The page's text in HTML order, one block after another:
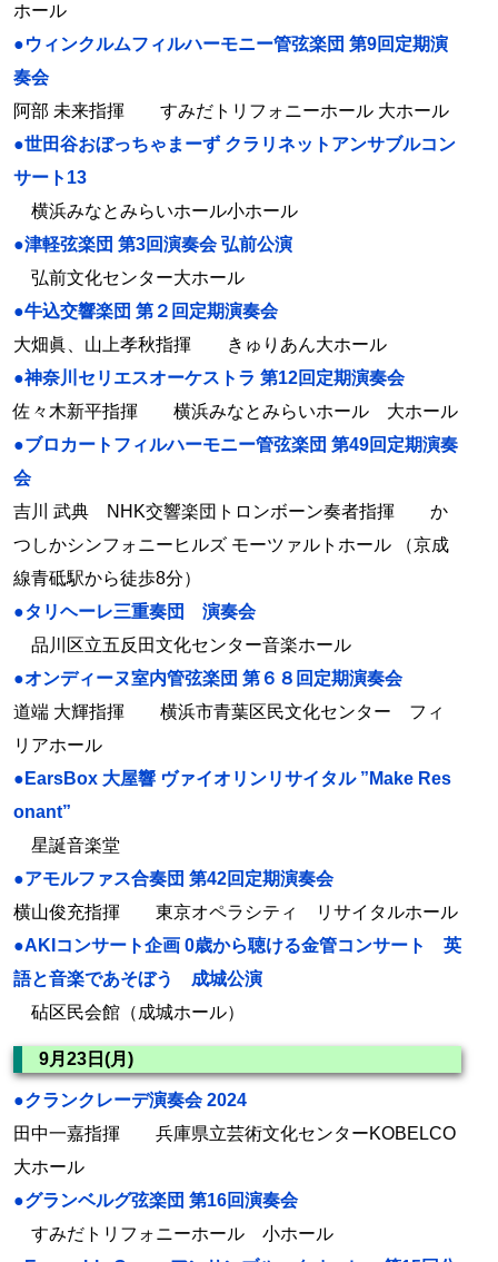
ホール
●ウィンクルムフィルハーモニー管弦楽団 第9回定期演
奏会
阿部 未来指揮 すみだトリフォニーホール 大ホール
●世田谷おぼっちゃまーず クラリネットアンサブルコン
サート13
横浜みなとみらいホール小ホール
●津軽弦楽団 第3回演奏会 弘前公演
弘前文化センター大ホール
●牛込交響楽団 第２回定期演奏会
大畑眞、山上孝秋指揮 きゅりあん大ホール
●神奈川セリエスオーケストラ 第12回定期演奏会
佐々木新平指揮 横浜みなとみらいホール 大ホール
●ブロカートフィルハーモニー管弦楽団 第49回定期演奏
会
吉川 武典 NHK交響楽団トロンボーン奏者指揮 か
つしかシンフォニーヒルズ モーツァルトホール （京成
線青砥駅から徒歩8分）
●タリヘーレ三重奏団 演奏会
品川区立五反田文化センター音楽ホール
●オンディーヌ室内管弦楽団 第６８回定期演奏会
道端 大輝指揮 横浜市青葉区民文化センター フィ
リアホール
●EarsBox 大屋響 ヴァイオリンリサイタル ”Make Res
onant”
星誕音楽堂
●アモルファス合奏団 第42回定期演奏会
横山俊充指揮 東京オペラシティ リサイタルホール
●AKIコンサート企画 0歳から聴ける金管コンサート 英
語と音楽であそぼう 成城公演
砧区民会館（成城ホール）
9月23日(月)
●クランクレーデ演奏会 2024
田中一嘉指揮 兵庫県立芸術文化センターKOBELCO
大ホール
●グランベルグ弦楽団 第16回演奏会
すみだトリフォニーホール 小ホール